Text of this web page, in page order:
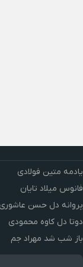
یادمه متین فولادی
فانوس میلاد تایان
پروانه دل حسن عاشوری
دوتا دل کاوه محمودی
باز شب شد مهراد جم